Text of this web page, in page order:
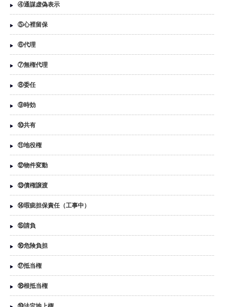
④通謀虚偽表示
⑤心裡留保
⑥代理
⑦無権代理
⑧委任
⑨時効
⑩共有
⑪地役権
⑫物件変動
⑬債権譲渡
⑭瑕疵担保責任（工事中）
⑮請負
⑯危険負担
⑰抵当権
⑱根抵当権